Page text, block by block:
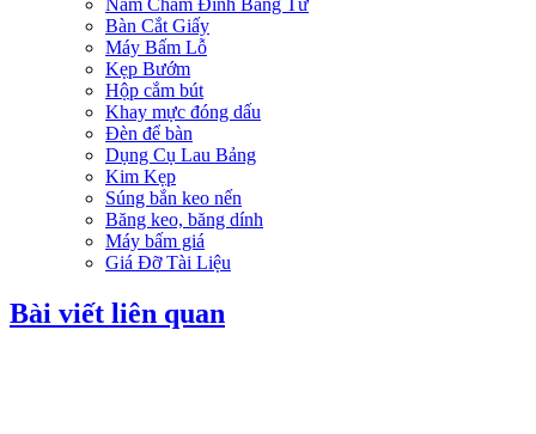
Bàn Cắt Giấy
Máy Bấm Lỗ
Kẹp Bướm
Hộp cắm bút
Khay mực đóng dấu
Đèn để bàn
Dụng Cụ Lau Bảng
Kim Kẹp
Súng bắn keo nến
Băng keo, băng dính
Máy bấm giá
Giá Đỡ Tài Liệu
Bài viết liên quan